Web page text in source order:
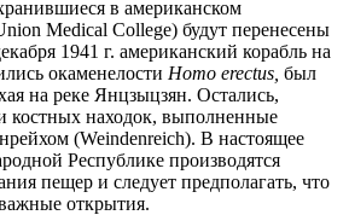
в американском
Medical College) будут перенесены
1941 г. американский корабль на
окаменелости Homo erectus, был
на реке Янцзыцзян. Остались,
костных находок, выполненные
(Weindenreich). В настоящее
Республике производятся
пещер и следует предполагать, что
открытия.